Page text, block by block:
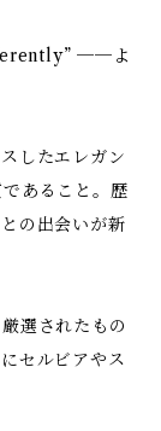
──よ
したエレガン
あること。歴
の出会いが新
選されたもの
セルビアやス